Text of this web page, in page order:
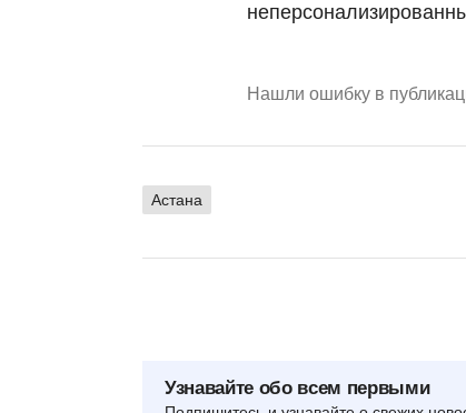
Нашли ошибку в
Астана
Узнавайте обо всем первыми